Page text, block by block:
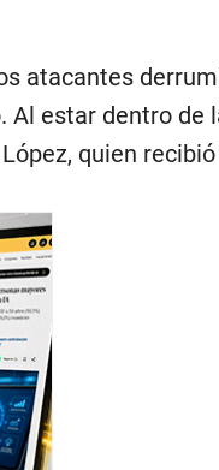
atacantes
Al estar dentro de
quien